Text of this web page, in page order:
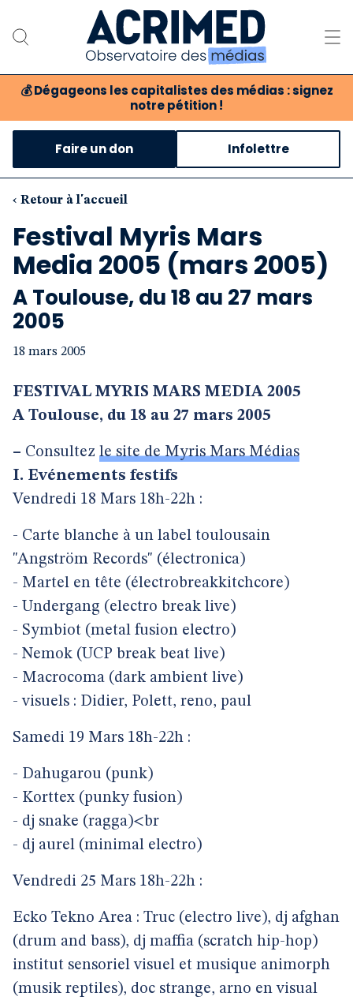
💰 Dégageons les capitalistes des médias : signez
notre pétition !
Notre association
Notre critique des médias
Nos propositions
Notre revue
Boutique
Faire un don Infolettre
‹ Retour à l'accueil
Festival Myris Mars
Media 2005 (mars 2005)
A Toulouse, du 18 au 27 mars
2005
18 mars 2005
FESTIVAL MYRIS MARS MEDIA 2005
A Toulouse, du 18 au 27 mars 2005
– Consultez le site de Myris Mars Médias
I. Evénements festifs
Vendredi 18 Mars 18h-22h :
- Carte blanche à un label toulousain
"Angström Records" (électronica)
- Martel en tête (électrobreakkitchcore)
- Undergang (electro break live)
- Symbiot (metal fusion electro)
- Nemok (UCP break beat live)
- Macrocoma (dark ambient live)
- visuels : Didier, Polett, reno, paul
Samedi 19 Mars 18h-22h :
- Dahugarou (punk)
- Korttex (punky fusion)
- dj snake (ragga)<br
- dj aurel (minimal electro)
Vendredi 25 Mars 18h-22h :
Ecko Tekno Area : Truc (electro live), dj afghan
(drum and bass), dj maffia (scratch hip-hop)
institut sensoriel visuel et musique animorph
(musik reptiles), doc strange, arno en visual